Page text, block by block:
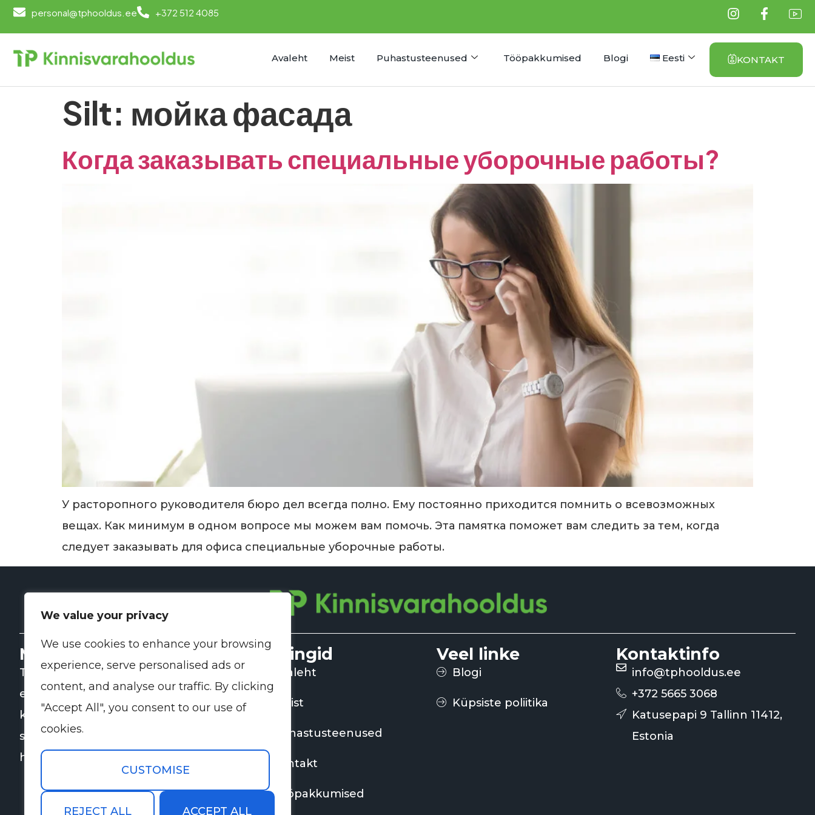
We value your privacy
We use cookies to enhance your browsing
experience, serve personalised ads or
content, and analyse our traffic. By clicking
"Accept All", you consent to our use of
cookies.
CUSTOMISE
REJECT ALL ACCEPT ALL
personal@tphooldus.ee +372 512 4085
Avaleht Meist Puhastusteenused Tööpakkumised Blogi Eesti KONTAKT
Silt: мойка фасада
Когда заказывать специальные уборочные работы?
У расторопного руководителя бюро дел всегда полно. Ему постоянно приходится помнить о всевозможных
вещах. Как минимум в одном вопросе мы можем вам помочь. Эта памятка поможет вам следить за тем, когда
следует заказывать для офиса специальные уборочные работы.
Meie kohta
TP Kinnisvarahooldus aitab
ettevõtetel ja kinnisvaraomanikel
korraldada nii igapäevaseid kui ka
spetsialiseeritud koristus- ja
hooldusteenuseid.
Kiirlingid
Avaleht
Meist
Puhastusteenused
kontakt
Tööpakkumised
Veel linke
Blogi
Küpsiste poliitika
Kontaktinfo
info@tphooldus.ee
+372 5665 3068
Katusepapi 9 Tallinn 11412,
Estonia